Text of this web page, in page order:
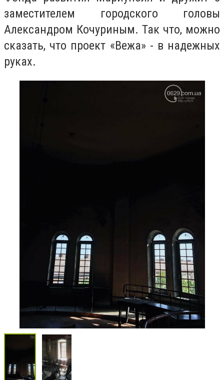
заместителем городского головы
Александром Кочуриным. Так что, можно
сказать, что проект «Вежа» - в надежных
руках.